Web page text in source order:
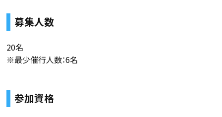
募集人数
20名
※最少催行人数：6名
参加資格